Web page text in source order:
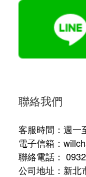
聯絡我們
客服時間：週一
電子信箱：
聯絡電話：
公司地址：新北